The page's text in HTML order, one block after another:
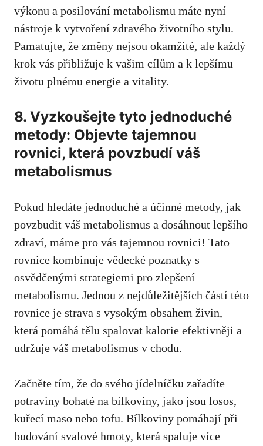
výkonu a posilování ‍metabolismu máte nyní
nástroje k vytvoření zdravého ⁣životního stylu.
Pamatujte, ⁢že ‌změny nejsou okamžité, ale ​každý
krok vás přibližuje k​ vašim ‍cílům a ​k lepšímu
životu ​plnému energie ⁢a vitality.
8. Vyzkoušejte tyto ‍jednoduché
metody:⁢ Objevte tajemnou⁢
rovnici, která povzbudí ⁢váš‍
metabolismus
Pokud hledáte jednoduché a účinné metody, jak
povzbudit ‍váš metabolismus a dosáhnout lepšího⁤
zdraví, máme ​pro‍ vás tajemnou ⁣rovnici! Tato
rovnice kombinuje vědecké poznatky‌ s
osvědčenými ​strategiemi pro zlepšení
metabolismu. Jednou z nejdůležitějších částí ​této
rovnice je ⁣strava s vysokým obsahem živin,
⁢která pomáhá tělu spalovat kalorie efektivněji a
udržuje váš metabolismus v chodu.
Začněte tím, že do svého jídelníčku zařadíte
potraviny bohaté⁤ na bílkoviny, jako jsou losos,
kuřecí ‌maso ​nebo ⁢tofu.⁣ Bílkoviny pomáhají při
budování svalové hmoty, která spaluje více⁢